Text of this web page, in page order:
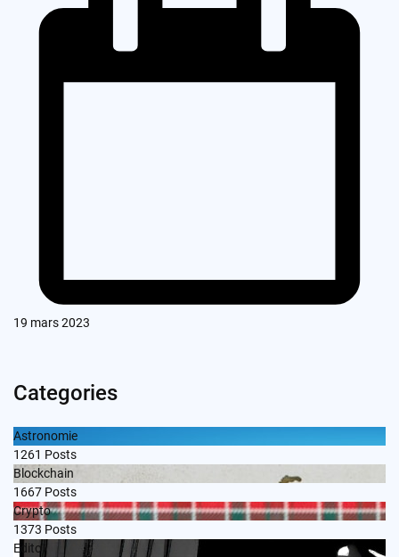
19 mars 2023
Categories
Astronomie
1261 Posts
Blockchain
1667 Posts
Crypto
1373 Posts
Edito